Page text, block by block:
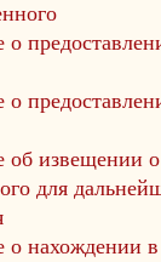
о
о
об извещении
для
о нахождении